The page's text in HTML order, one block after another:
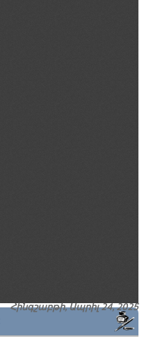
Հինգշաբթի, Ապրիլ 24, 2025